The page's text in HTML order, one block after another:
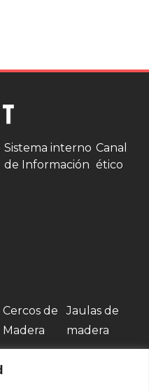
Sistema interno
de Información
Canal
ético
Cercos de
Madera
Jaulas de
madera